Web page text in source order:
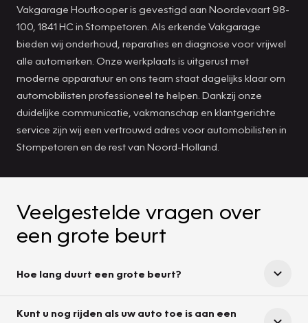
Vakgarage Houtkooper is gevestigd aan Noordevaart 98-
100, 1841 HC in Stompetoren. Als erkende Vakgarage
bieden wij onderhoud, reparaties en diagnose voor vrijwel
alle automerken. Onze werkplaats is uitgerust met
moderne apparatuur en ons team staat dagelijks klaar om
automobilisten professioneel te helpen. Dankzij onze
duidelijke communicatie, vakmanschap en klantgerichte
service zijn wij een vertrouwd adres voor automobilisten in
Stompetoren en de rest van Noord-Holland.
Veelgestelde vragen over
een grote beurt
Hoe lang duurt een grote beurt?
Kunt u nog rijden als uw auto toe is aan een